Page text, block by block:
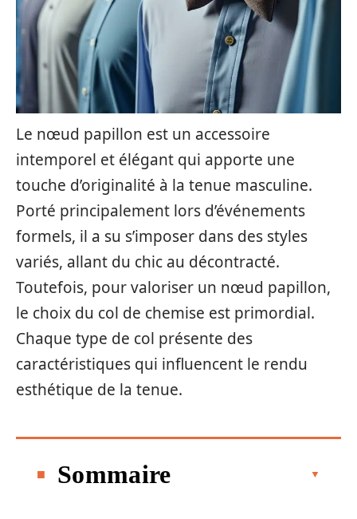
Le nœud papillon est un accessoire
intemporel et élégant qui apporte une
touche d’originalité à la tenue masculine.
Porté principalement lors d’événements
formels, il a su s’imposer dans des styles
variés, allant du chic au décontracté.
Toutefois, pour valoriser un nœud papillon,
le choix du col de chemise est primordial.
Chaque type de col présente des
caractéristiques qui influencent le rendu
esthétique de la tenue.
Sommaire